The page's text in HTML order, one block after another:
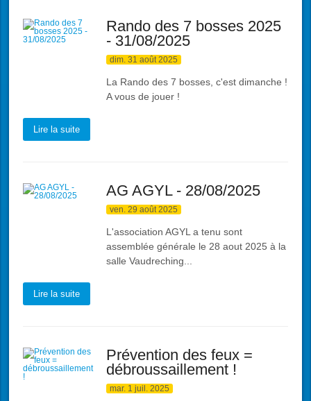
Rando des 7 bosses 2025
- 31/08/2025
dim. 31 août 2025
La Rando des 7 bosses, c'est dimanche !
A vous de jouer !
Lire la suite
AG AGYL - 28/08/2025
ven. 29 août 2025
L'association AGYL a tenu sont
assemblée générale le 28 aout 2025 à la
salle Vaudreching...
Lire la suite
Prévention des feux =
débroussaillement !
mar. 1 juil. 2025